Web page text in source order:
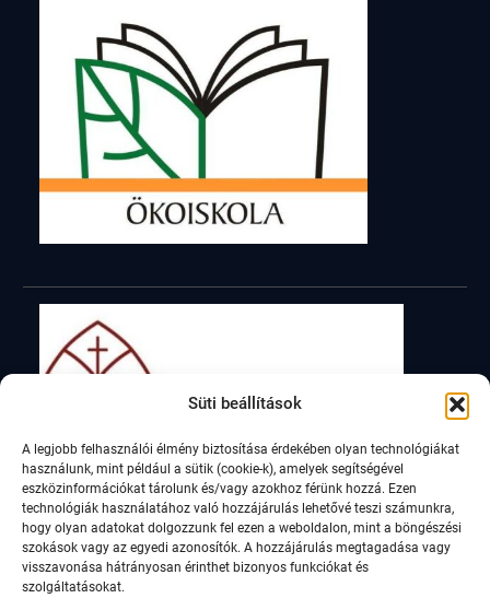
Süti beállítások
A legjobb felhasználói élmény biztosítása érdekében olyan technológiákat
használunk, mint például a sütik (cookie-k), amelyek segítségével
eszközinformációkat tárolunk és/vagy azokhoz férünk hozzá. Ezen
technológiák használatához való hozzájárulás lehetővé teszi számunkra,
hogy olyan adatokat dolgozzunk fel ezen a weboldalon, mint a böngészési
szokások vagy az egyedi azonosítók. A hozzájárulás megtagadása vagy
visszavonása hátrányosan érinthet bizonyos funkciókat és
szolgáltatásokat.